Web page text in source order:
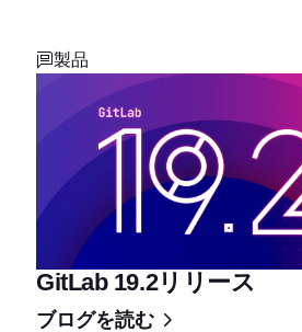
製品
GitLab 19.2リリース
ブログを読む